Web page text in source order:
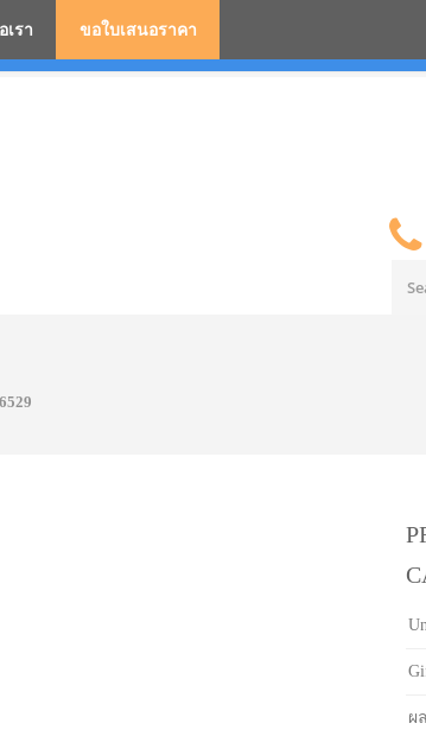
เรา ขอใบเสนอราคา
ผ
เมี่ยม ร่มตอนเดียว ร่มกอล์ฟ ร่มกลับด้าน ราค